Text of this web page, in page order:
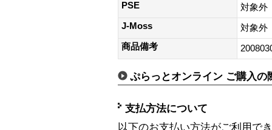
PSE
対象外
J-Moss
対象外
商品備考
ぷらっとオンライン ご購入の
支払方法について
以下のお支払い方法がご利用で